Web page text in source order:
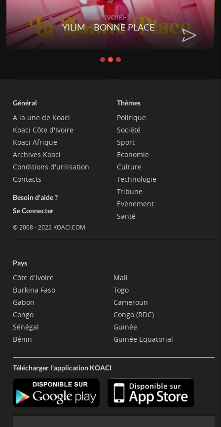
RAP IVOIRE
YILIM - BONNE PLACE
Général
A la une de Koaci
Koaci Côte d'Ivoire
Koaci Afrique
Archives Koaci
Conditions d'utilisation
Contacts
Besoin d'aide ?
Se Connecter
© 2008 - 2022 KOACI.COM
Thèmes
Politique
Société
Sport
Economie
Culture
Technologie
Tribune
Evènement
Santé
Pays
Côte d'Ivoire
Burkina Faso
Gabon
Congo
Sénégal
Bénin
Mali
Togo
Cameroun
Congo (RDC)
Guinée
Guinée Equatorial
Télécharger l'application KOACI